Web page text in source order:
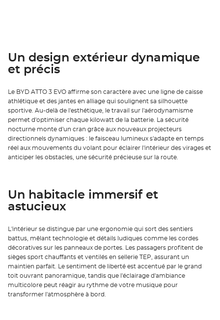
Un design extérieur dynamique
et précis
Le BYD ATTO 3 EVO affirme son caractère avec une ligne de caisse
athlétique et des jantes en alliage qui soulignent sa silhouette
sportive. Au-delà de l'esthétique, le travail sur l'aérodynamisme
permet d'optimiser chaque kilowatt de la batterie. La sécurité
nocturne monte d'un cran grâce aux nouveaux projecteurs
directionnels dynamiques : le faisceau lumineux s'adapte en temps
réel aux mouvements du volant pour éclairer l'intérieur des virages et
anticiper les obstacles, une sécurité précieuse sur la route.
Un habitacle immersif et
astucieux
L'intérieur se distingue par une ergonomie qui sort des sentiers
battus, mêlant technologie et détails ludiques comme les cordes
décoratives sur les panneaux de portes. Les passagers profitent de
sièges sport chauffants et ventilés en sellerie TEP, assurant un
maintien parfait. Le sentiment de liberté est accentué par le grand
toit ouvrant panoramique, tandis que l'éclairage d'ambiance
multicolore peut réagir au rythme de votre musique pour
transformer l'atmosphère à bord.